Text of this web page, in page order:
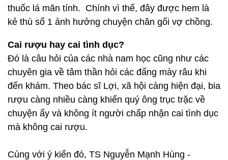
thuốc lá mãn tính. Chính vì thế, đây được hem là
kẻ thù số 1 ảnh hưởng chuyện chăn gối vợ chồng.
Cai rượu hay cai tình dục?
Đó là câu hỏi của các nhà nam học cũng như các
chuyên gia về tâm thần hỏi các đấng mày râu khi
đến khám. Theo bác sĩ Lợi, xã hội càng hiện đại, bia
rượu càng nhiều càng khiến quý ông trục trặc về
chuyện ấy và không ít người chấp nhận cai tình dục
mà không cai rượu.
Cùng với ý kiến đó, TS Nguyễn Mạnh Hùng -